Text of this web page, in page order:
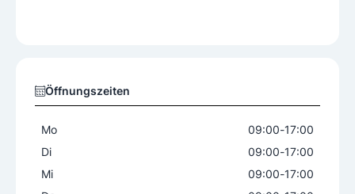
Öffnungszeiten
Mo 09:00-17:00
Di
09:00-17:00
Mi
09:00-17:00